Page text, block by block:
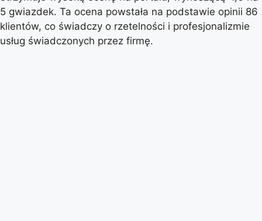
5 gwiazdek. Ta ocena powstała na podstawie opinii 86
klientów, co świadczy o rzetelności i profesjonalizmie
usług świadczonych przez firmę.